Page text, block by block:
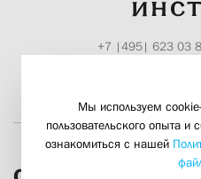
+7 |495| 623 03
Мы используем
пользовательского опыта и
ознакомиться с нашей